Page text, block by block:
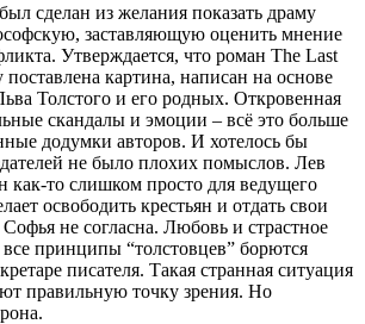
сделан из желания показать драму
заставляющую оценить мнение
Утверждается, что роман The Last
поставлена картина, написан на основе
Толстого и его родных. Откровенная
скандалы и эмоции – всё это больше
додумки авторов. И хотелось бы
не было плохих помыслов. Лев
как-то слишком просто для ведущего
освободить крестьян и отдать свои
не согласна. Любовь и страстное
принципы “толстовцев” борются
писателя. Такая странная ситуация
правильную точку зрения. Но